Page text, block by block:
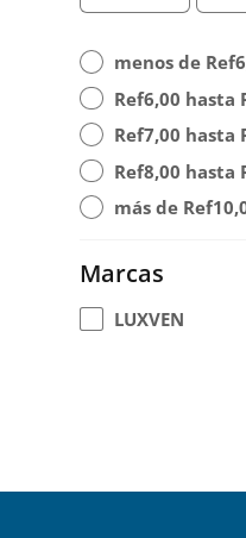
menos de
Ref6,00 hasta
Ref7,00 hasta
Ref8,00 hasta
más de
Marcas
LUXVEN